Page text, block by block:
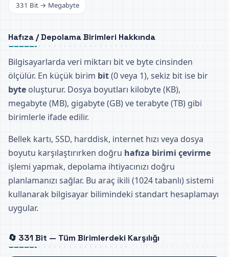
331 Bit → Megabyte
Hafıza / Depolama Birimleri Hakkında
Bilgisayarlarda veri miktarı bit ve byte cinsinden
ölçülür. En küçük birim bit(0 veya 1), sekiz bit ise bir
byte oluşturur. Dosya boyutları kilobyte (KB),
megabyte (MB), gigabyte (GB) ve terabyte (TB) gibi
birimlerle ifade edilir.
Bellek kartı, SSD, harddisk, internet hızı veya dosya
boyutu karşılaştırırken doğru hafıza birimi çevirme
işlemi yapmak, depolama ihtiyacınızı doğru
planlamanızı sağlar. Bu araç ikili (1024 tabanlı) sistemi
kullanarak bilgisayar bilimindeki standart hesaplamayı
uygular.
🔄 331 Bit — Tüm Birimlerdeki Karşılığı